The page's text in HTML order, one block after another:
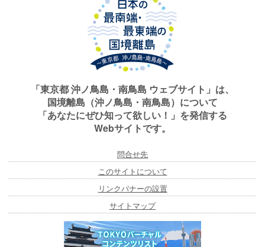
「東京都 沖ノ鳥島・南鳥島 ウェブサイト」は、
国境離島（沖ノ鳥島・南鳥島）について
「あなたにぜひ知って欲しい！」を発信する
Webサイトです。
問合せ先
このサイトについて
リンクバナーの設置
サイトマップ